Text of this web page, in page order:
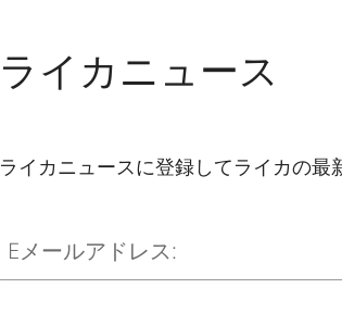
ライカニュース
ライカニュースに登録してライカの最